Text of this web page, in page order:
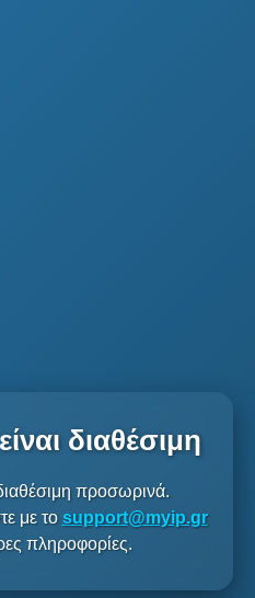
διαθέσιμη
προσωρινά.
με το support@myip.gr
πληροφορίες.